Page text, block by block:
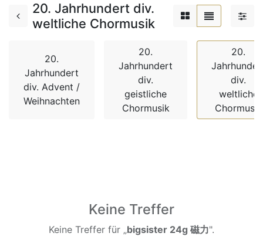
20. Jahrhundert div.
weltliche Chormusik
20.
Jahrhundert
div. Advent /
Weihnachten
20.
Jahrhundert
div.
geistliche
Chormusik
20.
div.
weltliche
Chormusik
Keine Treffer
Keine Treffer für „bigsister 24g 磁力".